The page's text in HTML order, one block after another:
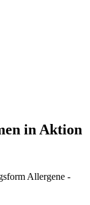
in Aktion
Allergene -